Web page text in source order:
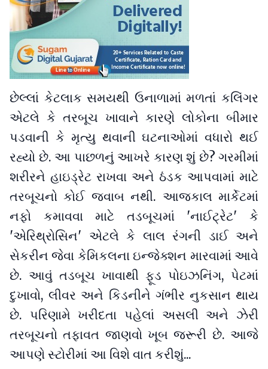
છેલ્લાં કેટલાક સમયથી ઉનાળામાં મળતાં કલિંગર
એટલે કે તરબૂચ ખાવાને કારણે લોકોના બીમાર
પડવાની કે મૃત્યુ થવાની ઘટનાઓમાં વધારો થઈ
રહ્યો છે. આ પાછળનું આખરે કારણ શું છે? ગરમીમાં
શરીરને હાઇડ્રેટ રાખવા અને ઠંડક આપવામાં માટે
તરબૂચનો કોઈ જવાબ નથી. આજકાલ માર્કેટમાં
નફો કમાવવા માટે તડબૂચમાં 'નાઈટ્રેટ' કે
'એરિથ્રોસિન' એટલે કે લાલ રંગની ડાઈ અને
સેકરીન જેવા કેમિકલના ઇન્જેક્શન મારવામાં આવે
છે. આવું તડબૂચ ખાવાથી ફૂડ પોઇઝનિંગ, પેટમાં
દુખાવો, લીવર અને કિડનીને ગંભીર નુકસાન થાય
છે. પરિણામે ખરીદતા પહેલાં અસલી અને ઝેરી
તરબૂચનો તફાવત જાણવો ખૂબ જરૂરી છે. આજે
આપણે સ્ટોરીમાં આ વિશે વાત કરીશું...